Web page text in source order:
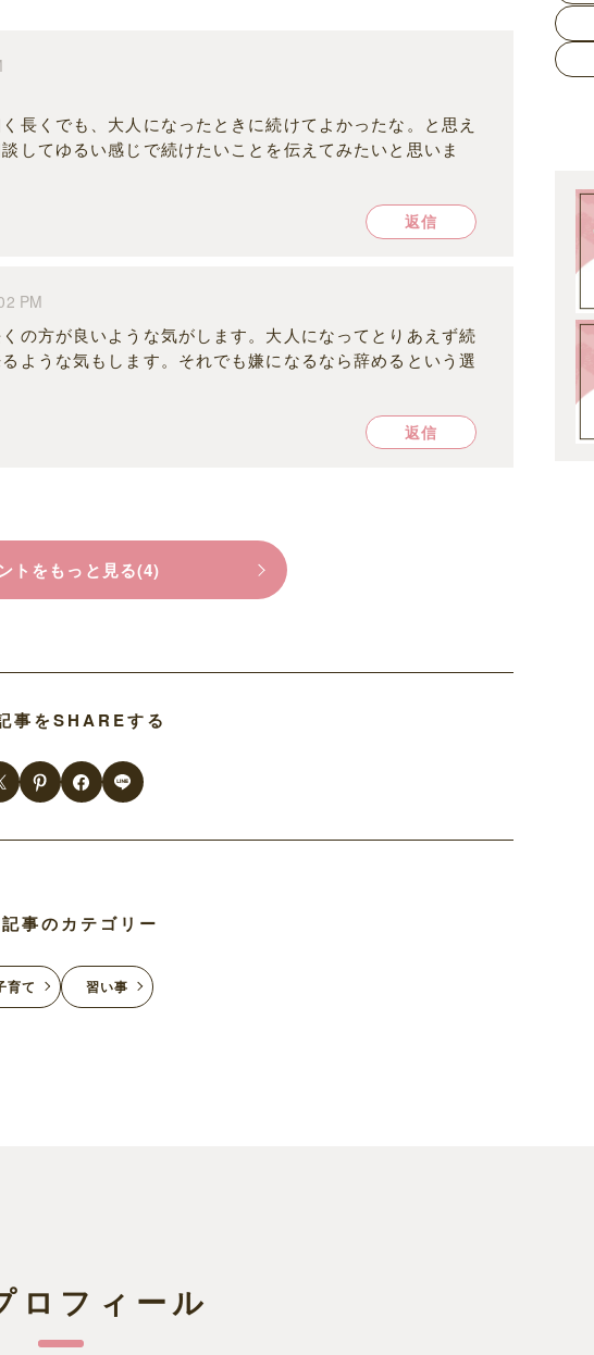
長くでも、大人になったときに続けてよかったな。と思え
してゆるい感じで続けたいことを伝えてみたいと思いま
返信
PM
の方が良いような気がします。大人になってとりあえず続
ような気もします。それでも嫌になるなら辞めるという選
返信
トをもっと見る(4)
事をSHAREする
事のカテゴリー
育て 習い事
ロフィール